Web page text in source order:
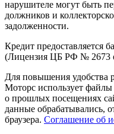
нарушителе могут быть
должников и
задолженности.
Кредит предоставляется
(Лицензия ЦБ РФ № 2673
Для повышения удобства
Моторс использует
о прошлых посещениях
данные обрабатывались,
браузера. Соглашение об